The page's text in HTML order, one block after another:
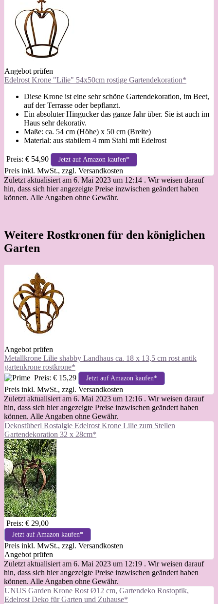
Angebot prüfen
Edelrost Krone "Lilie" 54x50cm rostige Gartendekoration*
Diese Krone ist eine sehr schöne Gartendekoration, im Beet,
auf der Terrasse oder bepflanzt.
Ein absoluter Hingucker das ganze Jahr über. Sie ist auch im
Haus sehr dekorativ.
Maße: ca. 54 cm (Höhe) x 50 cm (Breite)
Material: aus stabilem 4 mm Stahl mit Edelrost
Preis: € 54,90 Jetzt auf Amazon kaufen*
Preis inkl. MwSt., zzgl. Versandkosten
Zuletzt aktualisiert am 6. Mai 2023 um 12:14 . Wir weisen darauf
hin, dass sich hier angezeigte Preise inzwischen geändert haben
können. Alle Angaben ohne Gewähr.
Weitere Rostkronen für den königlichen
Garten
Angebot prüfen
Metallkrone Lilie shabby Landhaus ca. 18 x 13,5 cm rost antik
gartenkrone rostkrone*
Preis: € 15,29
Jetzt auf Amazon kaufen*
Preis inkl. MwSt., zzgl. Versandkosten
Zuletzt aktualisiert am 6. Mai 2023 um 12:16 . Wir weisen darauf
hin, dass sich hier angezeigte Preise inzwischen geändert haben
können. Alle Angaben ohne Gewähr.
Dekostüberl Rostalgie Edelrost Krone Lilie zum Stellen
Gartendekoration 32 x 28cm*
Preis: € 29,00
Jetzt auf Amazon kaufen*
Preis inkl. MwSt., zzgl. Versandkosten
Angebot prüfen
Zuletzt aktualisiert am 6. Mai 2023 um 12:19 . Wir weisen darauf
hin, dass sich hier angezeigte Preise inzwischen geändert haben
können. Alle Angaben ohne Gewähr.
UNUS Garden Krone Rost Ø12 cm, Gartendeko Rostoptik,
Edelrost Deko für Garten und Zuhause*